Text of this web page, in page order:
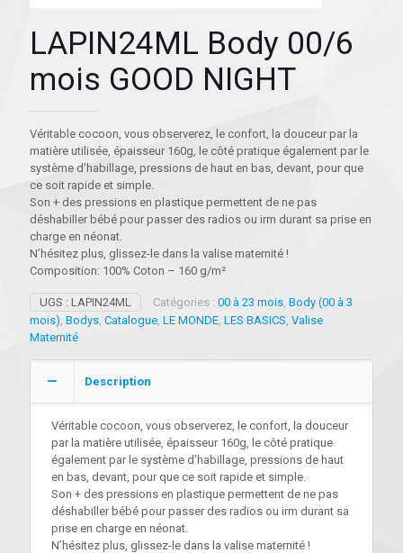
LAPIN24ML Body 00/6
mois GOOD NIGHT
Véritable cocoon, vous observerez, le confort, la douceur par la
matière utilisée, épaisseur 160g, le côté pratique également par le
système d’habillage, pressions de haut en bas, devant, pour que
ce soit rapide et simple.
Son + des pressions en plastique permettent de ne pas
déshabiller bébé pour passer des radios ou irm durant sa prise en
charge en néonat.
N’hésitez plus, glissez-le dans la valise maternité !
Composition: 100% Coton – 160 g/m²
UGS : LAPIN24ML Catégories : 00 à 23 mois Body (00 à 3
mois) Bodys Catalogue LE MONDE LES BASICS Valise
Maternité
Description
Véritable cocoon, vous observerez, le confort, la douceur
par la matière utilisée, épaisseur 160g, le côté pratique
également par le système d’habillage, pressions de haut
en bas, devant, pour que ce soit rapide et simple.
Son + des pressions en plastique permettent de ne pas
déshabiller bébé pour passer des radios ou irm durant sa
prise en charge en néonat.
N’hésitez plus, glissez-le dans la valise maternité !